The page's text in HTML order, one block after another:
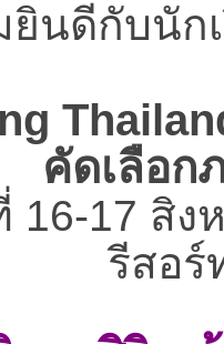
นดีกับนัก
คัดเลือก
16-17 สิ
รีสอร์